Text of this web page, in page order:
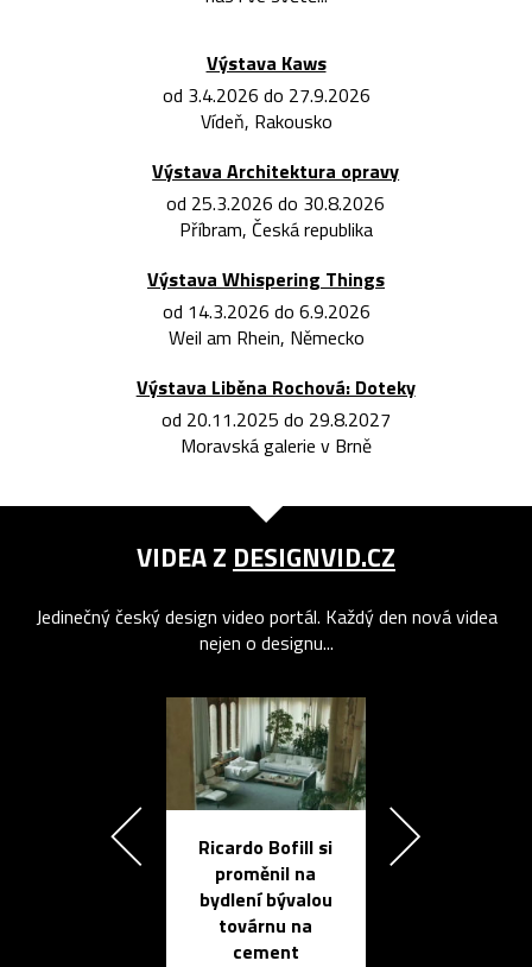
Výstava Kaws
od 3.4.2026 do 27.9.2026
Vídeň, Rakousko
Výstava Architektura opravy
od 25.3.2026 do 30.8.2026
Příbram, Česká republika
Výstava Whispering Things
od 14.3.2026 do 6.9.2026
Weil am Rhein, Německo
Výstava Liběna Rochová: Doteky
od 20.11.2025 do 29.8.2027
Moravská galerie v Brně
VIDEA Z DESIGNVID.CZ
Jedinečný český design video portál. Každý den nová videa
nejen o designu...
Ricardo Bofill si
proměnil na
bydlení bývalou
továrnu na
cement